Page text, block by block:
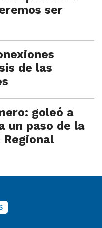
ser
de las
goleó a
un paso de la
Regional